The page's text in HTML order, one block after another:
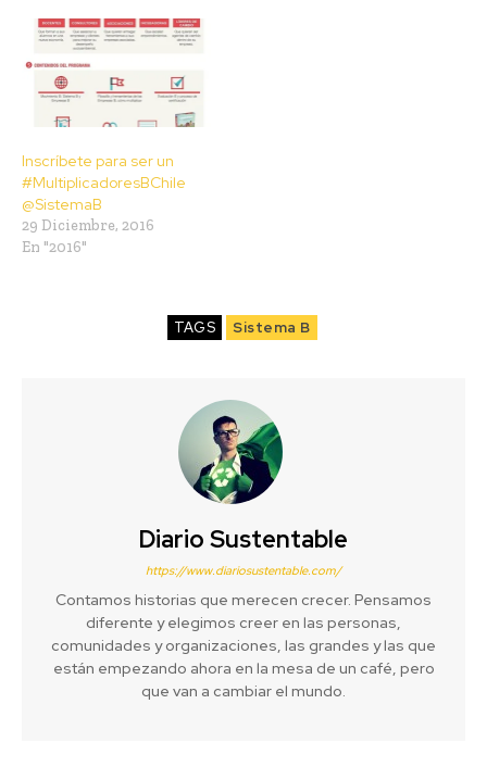
Inscríbete para ser un
#MultiplicadoresBChile
@SistemaB
29 Diciembre, 2016
En "2016"
TAGS Sistema B
Diario Sustentable
https://www.diariosustentable.com/
Contamos historias que merecen crecer. Pensamos
diferente y elegimos creer en las personas,
comunidades y organizaciones, las grandes y las que
están empezando ahora en la mesa de un café, pero
que van a cambiar el mundo.